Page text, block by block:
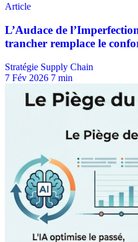
Stratégie Supply Chain
7 Fév 2026 7 min